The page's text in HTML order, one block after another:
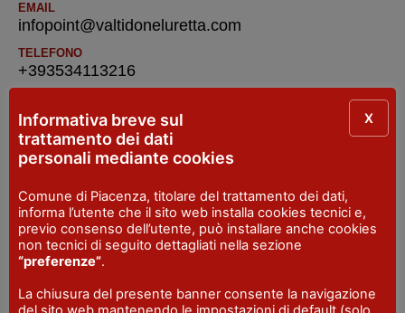
EMAIL
infopoint@valtidoneluretta.com
TELEFONO
+393534113216
VISITPIACENZA
Informativa breve sul
trattamento dei dati
personali mediante cookies
Comune di Piacenza, titolare del trattamento dei dati,
informa l’utente che il sito web installa cookies tecnici e,
previo consenso dell’utente, può installare anche cookies
non tecnici di seguito dettagliati nella sezione
“preferenze”.
La chiusura del presente banner consente la navigazione
X